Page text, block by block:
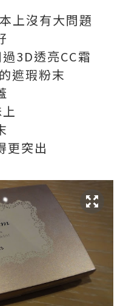
上沒有大問題
3D透亮CC霜
遮瑕粉末
更突出